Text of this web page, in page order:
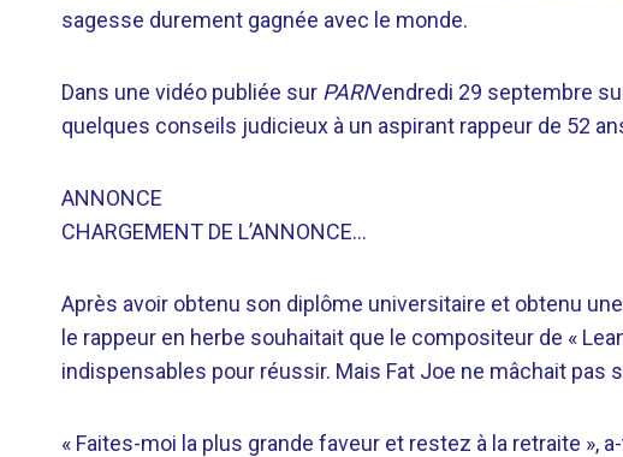
sagesse durement gagnée avec le monde.
Dans une vidéo publiée sur PARIVendredi 29 septembre
quelques conseils judicieux à un aspirant rappeur de 52
ANNONCE
CHARGEMENT DE L’ANNONCE…
Après avoir obtenu son diplôme universitaire et obtenu
le rappeur en herbe souhaitait que le compositeur de «
indispensables pour réussir. Mais Fat Joe ne mâchait pas
« Faites-moi la plus grande faveur et restez à la retraite »,